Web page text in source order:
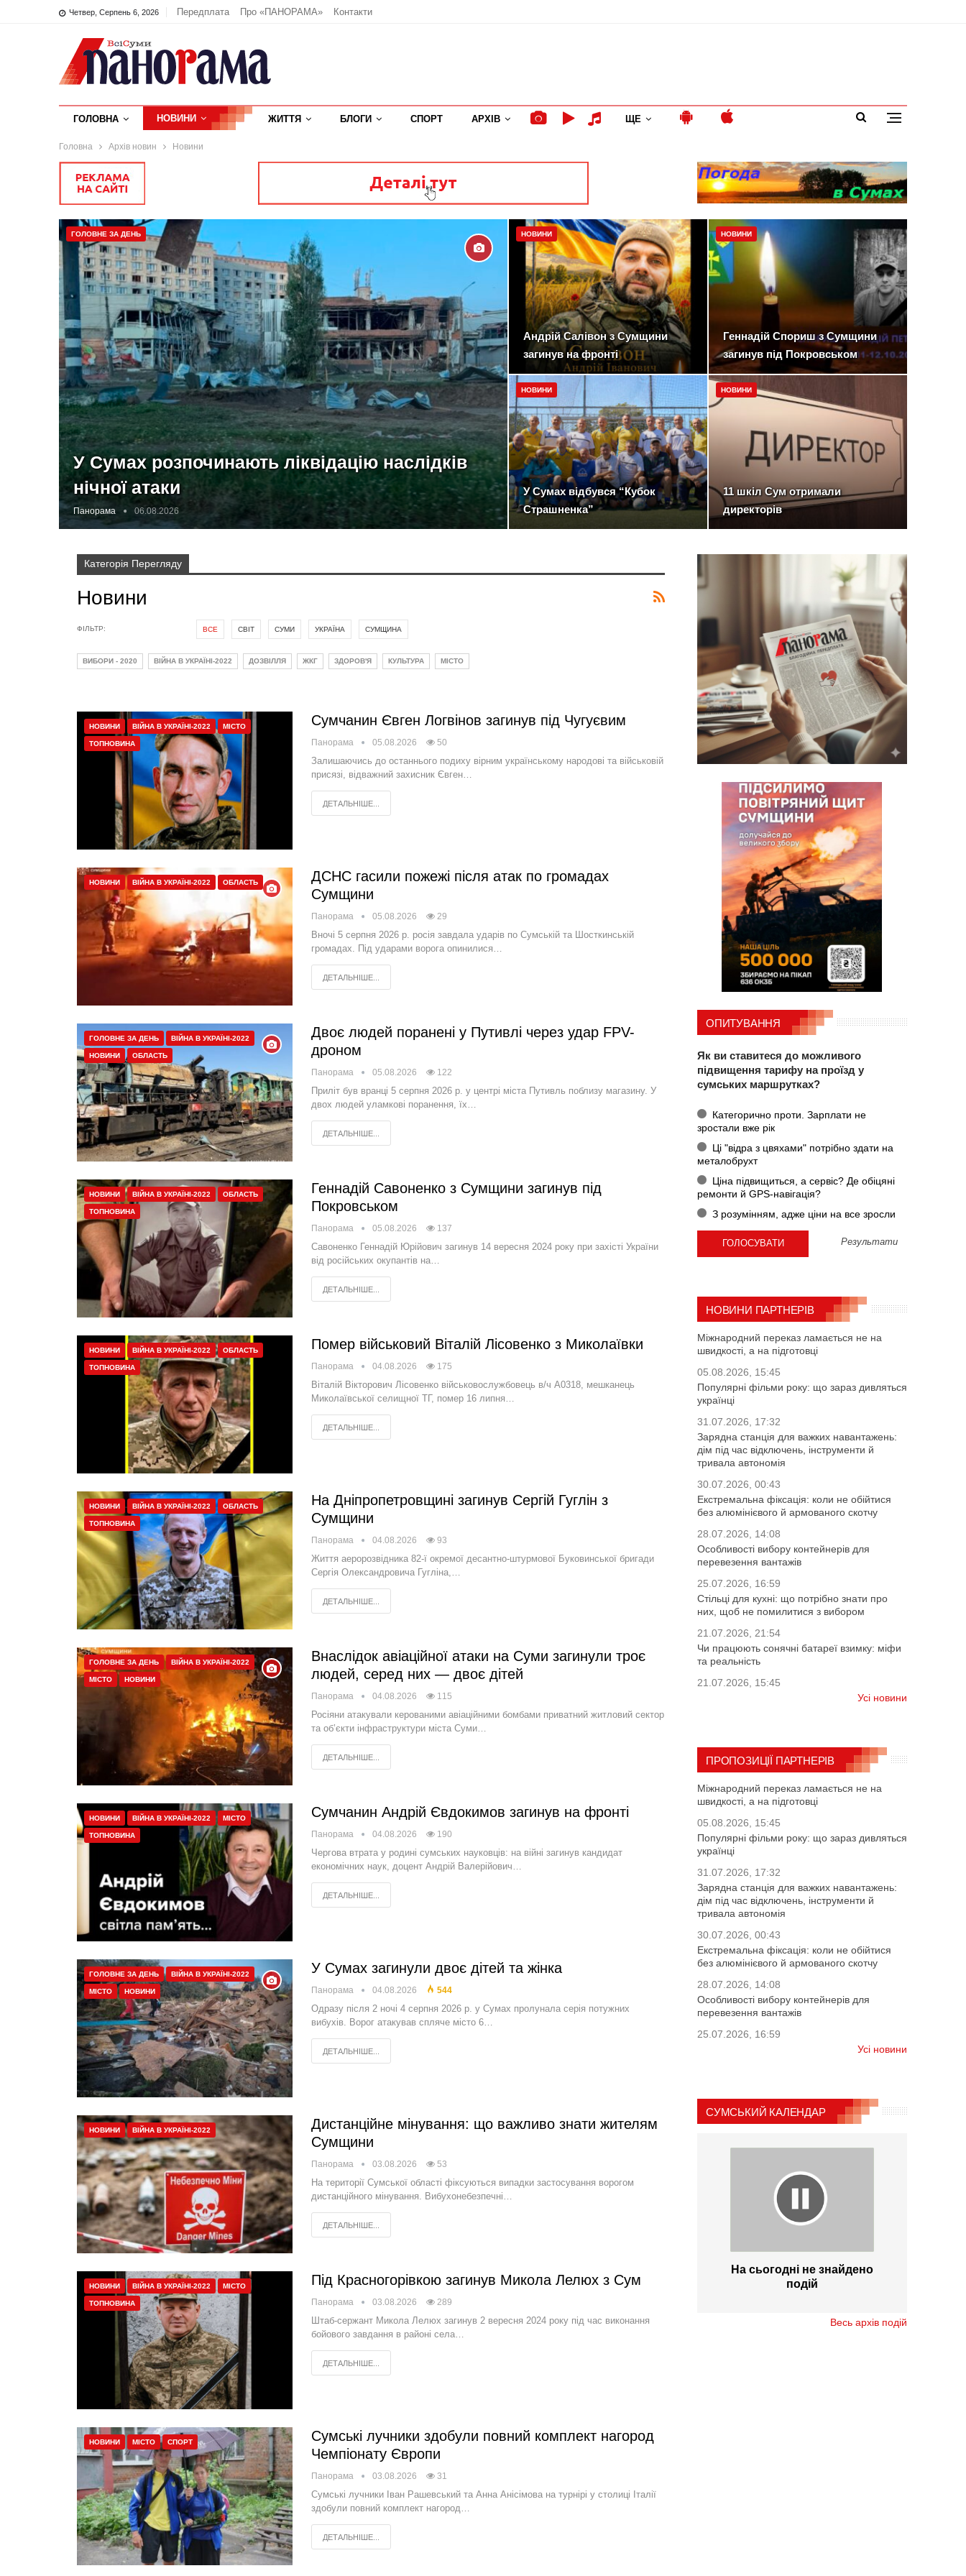
Четвер, Серпень 6, 2026 Передплата Про «ПАНОРАМА» Контакти
ГОЛОВНА НОВИНИ ЖИТТЯ БЛОГИ СПОРТ АРХІВ ЩЕ
Головна Архів новин Новини
ГОЛОВНЕ ЗА ДЕНЬ
У Сумах розпочинають ліквідацію наслідків
нічної атаки
Панорама 06.08.2026
НОВИНИ
Андрій Салівон з Сумщини
загинув на фронті
НОВИНИ
Геннадій Спориш з Сумщини
загинув під Покровськом
НОВИНИ
У Сумах відбувся “Кубок
Страшненка”
НОВИНИ
11 шкіл Сум отримали
директорів
Категорія Перегляду
Новини
ФІЛЬТР: ВСЕ СВІТ СУМИ СУМЩИНА
УКРАЇНА
ВИБОРИ - 2020 ВІЙНА В УКРАЇНІ-2022 ДОЗВІЛЛЯ ЖКГ ЗДОРОВ'Я КУЛЬТУРА МІСТО
НОВИНИ ВІЙНА В УКРАЇНІ-2022 МІСТО
ТОПНОВИНА
Сумчанин Євген Логвінов загинув під Чугуєвим
Панорама 05.08.2026 50
Залишаючись до останнього подиху вірним українському народові та військовій
присязі, відважний захисник Євген…
ДЕТАЛЬНІШЕ...
НОВИНИ ВІЙНА В УКРАЇНІ-2022 ОБЛАСТЬ
ДСНС гасили пожежі після атак по громадах
Сумщини
Панорама 05.08.2026 29
Вночі 5 серпня 2026 р. росія завдала ударів по Сумській та Шосткинській
громадах. Під ударами ворога опинилися…
ДЕТАЛЬНІШЕ...
ГОЛОВНЕ ЗА ДЕНЬ ВІЙНА В УКРАЇНІ-2022
НОВИНИ ОБЛАСТЬ
Двоє людей поранені у Путивлі через удар FPV-
дроном
Панорама 05.08.2026 122
Приліт був вранці 5 серпня 2026 р. у центрі міста Путивль поблизу магазину. У
двох людей уламкові поранення, їх…
ДЕТАЛЬНІШЕ...
НОВИНИ ВІЙНА В УКРАЇНІ-2022 ОБЛАСТЬ
ТОПНОВИНА
Геннадій Савоненко з Сумщини загинув під
Покровськом
Панорама 05.08.2026 137
Савоненко Геннадій Юрійович загинув 14 вересня 2024 року при захісті України
від російських окупантів на…
ДЕТАЛЬНІШЕ...
НОВИНИ ВІЙНА В УКРАЇНІ-2022 ОБЛАСТЬ
ТОПНОВИНА
Помер військовий Віталій Лісовенко з Миколаївки
Панорама 04.08.2026 175
Віталій Вікторович Лісовенко військовослужбовець в/ч А0318, мешканець
Миколаївської селищної ТГ, помер 16 липня…
ДЕТАЛЬНІШЕ...
НОВИНИ ВІЙНА В УКРАЇНІ-2022 ОБЛАСТЬ
ТОПНОВИНА
На Дніпропетровщині загинув Сергій Гуглін з
Сумщини
Панорама 04.08.2026 93
Життя аеророзвідника 82-ї окремої десантно-штурмової Буковинської бригади
Сергія Олександровича Гугліна,…
ДЕТАЛЬНІШЕ...
ГОЛОВНЕ ЗА ДЕНЬ ВІЙНА В УКРАЇНІ-2022
МІСТО НОВИНИ
Внаслідок авіаційної атаки на Суми загинули троє
людей, серед них — двоє дітей
Панорама 04.08.2026 115
Росіяни атакували керованими авіаційними бомбами приватний житловий сектор
та об’єкти інфраструктури міста Суми…
ДЕТАЛЬНІШЕ...
НОВИНИ ВІЙНА В УКРАЇНІ-2022 МІСТО
ТОПНОВИНА
Сумчанин Андрій Євдокимов загинув на фронті
Панорама 04.08.2026 190
Чергова втрата у родині сумських науковців: на війні загинув кандидат
економічних наук, доцент Андрій Валерійович…
ДЕТАЛЬНІШЕ...
ГОЛОВНЕ ЗА ДЕНЬ ВІЙНА В УКРАЇНІ-2022
МІСТО НОВИНИ
У Сумах загинули двоє дітей та жінка
Панорама 04.08.2026 544
Одразу після 2 ночі 4 серпня 2026 р. у Сумах пролунала серія потужних
вибухів. Ворог атакував спляче місто 6…
ДЕТАЛЬНІШЕ...
НОВИНИ ВІЙНА В УКРАЇНІ-2022
Дистанційне мінування: що важливо знати жителям
Сумщини
Панорама 03.08.2026 53
На території Сумської області фіксуються випадки застосування ворогом
дистанційного мінування. Вибухонебезпечні…
ДЕТАЛЬНІШЕ...
НОВИНИ ВІЙНА В УКРАЇНІ-2022 МІСТО
ТОПНОВИНА
Під Красногорівкою загинув Микола Лелюх з Сум
Панорама 03.08.2026 289
Штаб-сержант Микола Лелюх загинув 2 вересня 2024 року під час виконання
бойового завдання в районі села…
ДЕТАЛЬНІШЕ...
НОВИНИ МІСТО СПОРТ
Сумські лучники здобули повний комплект нагород
Чемпіонату Європи
Панорама 03.08.2026 31
Сумські лучники Іван Рашевський та Анна Анісімова на турнірі у столиці Італії
здобули повний комплект нагород…
ДЕТАЛЬНІШЕ...
ОПИТУВАННЯ
Як ви ставитеся до можливого
підвищення тарифу на проїзд у
сумських маршрутках?
Категорично проти. Зарплати не
зростали вже рік
Ці "відра з цвяхами" потрібно здати на
металобрухт
Ціна підвищиться, а сервіс? Де обіцяні
ремонти й GPS-навігація?
З розумінням, адже ціни на все зросли
Результати
НОВИНИ ПАРТНЕРІВ
Міжнародний переказ ламається не на
швидкості, а на підготовці
05.08.2026, 15:45
Популярні фільми року: що зараз дивляться
українці
31.07.2026, 17:32
Зарядна станція для важких навантажень:
дім під час відключень, інструменти й
тривала автономія
30.07.2026, 00:43
Екстремальна фіксація: коли не обійтися
без алюмінієвого й армованого скотчу
28.07.2026, 14:08
Особливості вибору контейнерів для
перевезення вантажів
25.07.2026, 16:59
Стільці для кухні: що потрібно знати про
них, щоб не помилитися з вибором
21.07.2026, 21:54
Чи працюють сонячні батареї взимку: міфи
та реальність
21.07.2026, 15:45
Усі новини
ПРОПОЗИЦІЇ ПАРТНЕРІВ
Міжнародний переказ ламається не на
швидкості, а на підготовці
05.08.2026, 15:45
Популярні фільми року: що зараз дивляться
українці
31.07.2026, 17:32
Зарядна станція для важких навантажень:
дім під час відключень, інструменти й
тривала автономія
30.07.2026, 00:43
Екстремальна фіксація: коли не обійтися
без алюмінієвого й армованого скотчу
28.07.2026, 14:08
Особливості вибору контейнерів для
перевезення вантажів
25.07.2026, 16:59
Усі новини
СУМСЬКИЙ КАЛЕНДАР
На сьогодні не знайдено
подій
Весь архів подій